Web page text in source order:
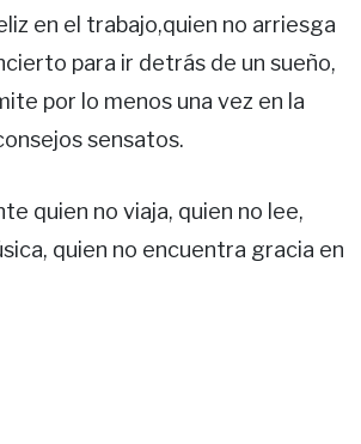
en el trabajo,quien no arriesga
para ir detrás de un sueño,
por lo menos una vez en la
sensatos.
quien no viaja, quien no lee,
quien no encuentra gracia en